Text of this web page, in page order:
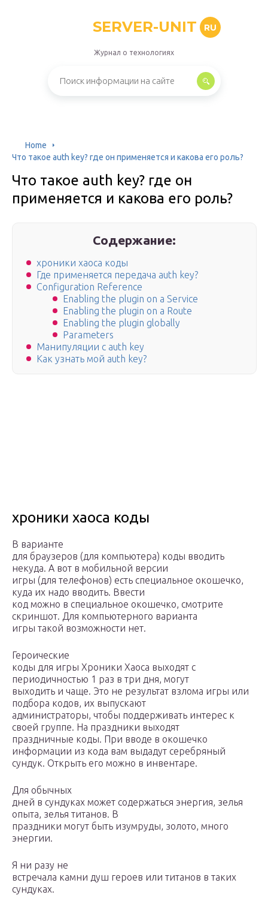
SERVER-UNIT RU
Журнал о технологиях
Home
Что такое auth key? где он применяется и какова его роль?
Что такое auth key? где он
применяется и какова его роль?
Содержание:
хроники хаоса коды
Где применяется передача auth key?
Configuration Reference
Enabling the plugin on a Service
Enabling the plugin on a Route
Enabling the plugin globally
Parameters
Манипуляции с auth key
Как узнать мой auth key?
хроники хаоса коды
В варианте
для браузеров (для компьютера) коды вводить
некуда. А вот в мобильной версии
игры (для телефонов) есть специальное окошечко,
куда их надо вводить. Ввести
код можно в специальное окошечко, смотрите
скриншот. Для компьютерного варианта
игры такой возможности нет.
Героические
коды для игры Хроники Хаоса выходят с
периодичностью 1 раз в три дня, могут
выходить и чаще. Это не результат взлома игры или
подбора кодов, их выпускают
администраторы, чтобы поддерживать интерес к
своей группе. На праздники выходят
праздничные коды. При вводе в окошечко
информации из кода вам выдадут серебряный
сундук. Открыть его можно в инвентаре.
Для обычных
дней в сундуках может содержаться энергия, зелья
опыта, зелья титанов. В
праздники могут быть изумруды, золото, много
энергии.
Я ни разу не
встречала камни душ героев или титанов в таких
сундуках.